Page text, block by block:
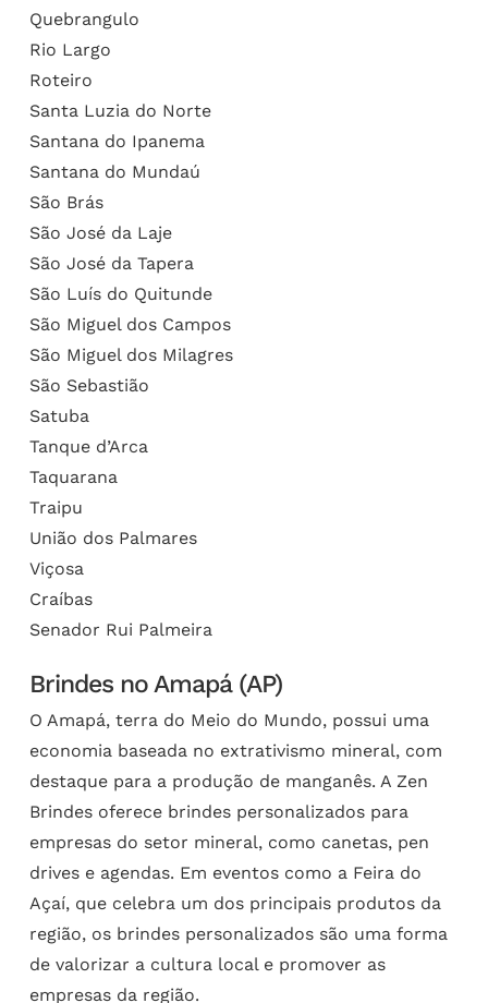
Quebrangulo
Rio Largo
Roteiro
Santa Luzia do Norte
Santana do Ipanema
Santana do Mundaú
São Brás
São José da Laje
São José da Tapera
São Luís do Quitunde
São Miguel dos Campos
São Miguel dos Milagres
São Sebastião
Satuba
Tanque d’Arca
Taquarana
Traipu
União dos Palmares
Viçosa
Craíbas
Senador Rui Palmeira
Brindes no Amapá (AP)
O Amapá, terra do Meio do Mundo, possui uma
economia baseada no extrativismo mineral, com
destaque para a produção de manganês. A Zen
Brindes oferece brindes personalizados para
empresas do setor mineral, como canetas, pen
drives e agendas. Em eventos como a Feira do
Açaí, que celebra um dos principais produtos da
região, os brindes personalizados são uma forma
de valorizar a cultura local e promover as
empresas da região.